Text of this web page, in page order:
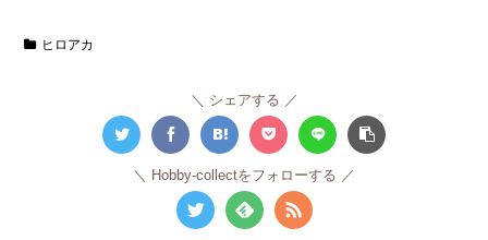
ヒロアカ
シェアする
Hobby-collectをフォローする